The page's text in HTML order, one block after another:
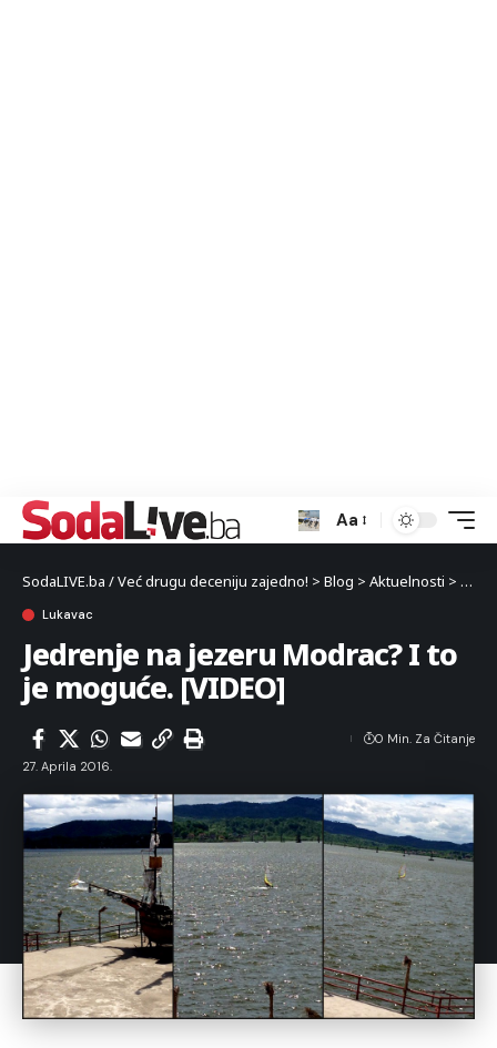
Aa
SodaLIVE.ba / Već drugu deceniju zajedno! > Blog > Aktuelnosti >
Lukavac
Jedrenje na jezeru Modrac? I to
je moguće. [VIDEO]
27. Aprila 2016.
0 Min. Za Čitanje